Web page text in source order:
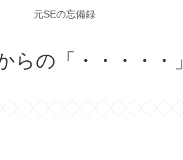
元SEの忘備録
らの「・・・・・」